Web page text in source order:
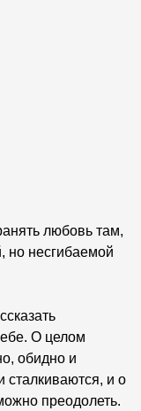
любовь там,
но несгибаемой
О целом
обидно и
сталкиваются, и о
преодолеть.